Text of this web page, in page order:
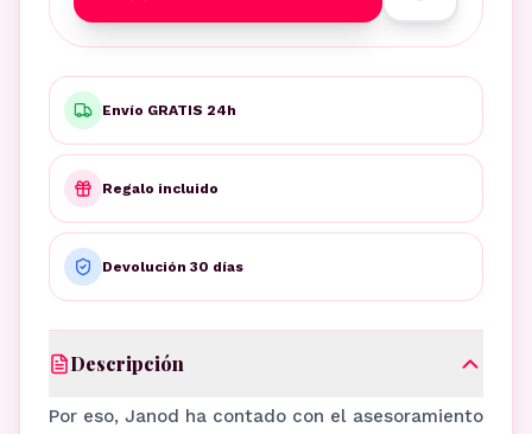
Envío GRATIS 24h
Regalo incluido
Devolución 30 días
Descripción
Por eso, Janod ha contado con el asesoramiento